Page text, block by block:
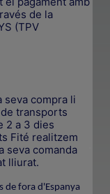
de la
(TPV
seva compra li
transports
2 a 3 dies
Fité realitzem
seva comanda
lliurat.
de fora d'Espanya